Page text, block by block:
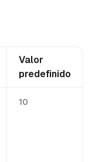
Valor
predefinido
10